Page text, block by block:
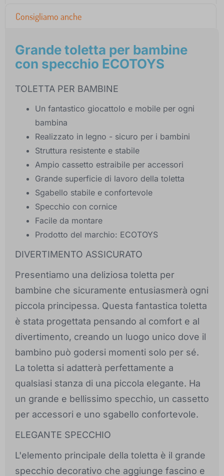
Consigliamo anche
Grande toletta per bambine
con specchio ECOTOYS
TOLETTA PER BAMBINE
Un fantastico giocattolo e mobile per ogni
bambina
Realizzato in legno - sicuro per i bambini
Struttura resistente e stabile
Ampio cassetto estraibile per accessori
Grande superficie di lavoro della toletta
Sgabello stabile e confortevole
Specchio con cornice
Facile da montare
Prodotto del marchio: ECOTOYS
DIVERTIMENTO ASSICURATO
Presentiamo una deliziosa toletta per
bambine che sicuramente entusiasmerà ogni
piccola principessa. Questa fantastica toletta
è stata progettata pensando al comfort e al
divertimento, creando un luogo unico dove il
bambino può godersi momenti solo per sé.
La toletta si adatterà perfettamente a
qualsiasi stanza di una piccola elegante. Ha
un grande e bellissimo specchio, un cassetto
per accessori e uno sgabello confortevole.
ELEGANTE SPECCHIO
L'elemento principale della toletta è il grande
specchio decorativo che aggiunge fascino e